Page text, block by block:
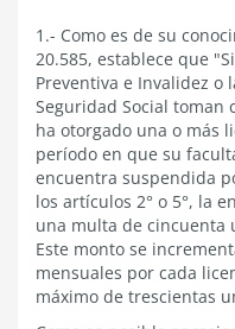
1.- Como es de su
20.585, establece que
Preventiva e Invalidez o
Seguridad Social
ha otorgado una o más
período en que su
encuentra suspendida
los artículos 2° o 5°, la
una multa de cincuenta
Este monto se
mensuales por cada
máximo de trescientas